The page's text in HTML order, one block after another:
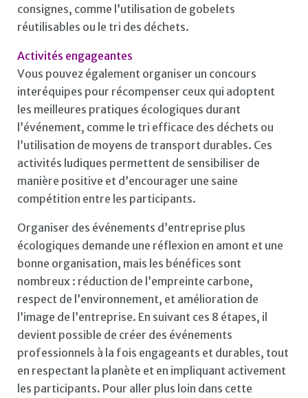
consignes, comme l’utilisation de gobelets
réutilisables ou le tri des déchets.
Activités engageantes
Vous pouvez également organiser un concours
interéquipes pour récompenser ceux qui adoptent
les meilleures pratiques écologiques durant
l’événement, comme le tri efficace des déchets ou
l’utilisation de moyens de transport durables. Ces
activités ludiques permettent de sensibiliser de
manière positive et d’encourager une saine
compétition entre les participants.
Organiser des événements d’entreprise plus
écologiques demande une réflexion en amont et une
bonne organisation, mais les bénéfices sont
nombreux : réduction de l’empreinte carbone,
respect de l’environnement, et amélioration de
l’image de l’entreprise. En suivant ces 8 étapes, il
devient possible de créer des événements
professionnels à la fois engageants et durables, tout
en respectant la planète et en impliquant activement
les participants. Pour aller plus loin dans cette